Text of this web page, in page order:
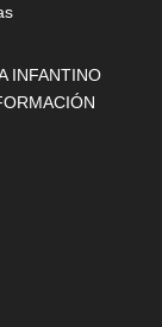
INFANTINO